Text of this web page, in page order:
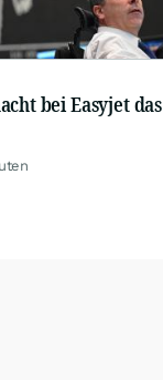
bei Easyjet das